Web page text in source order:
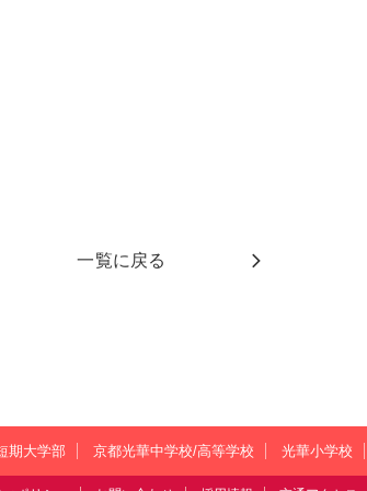
一覧に戻る
期大学部 京都光華中学校/高等学校 光華小学校